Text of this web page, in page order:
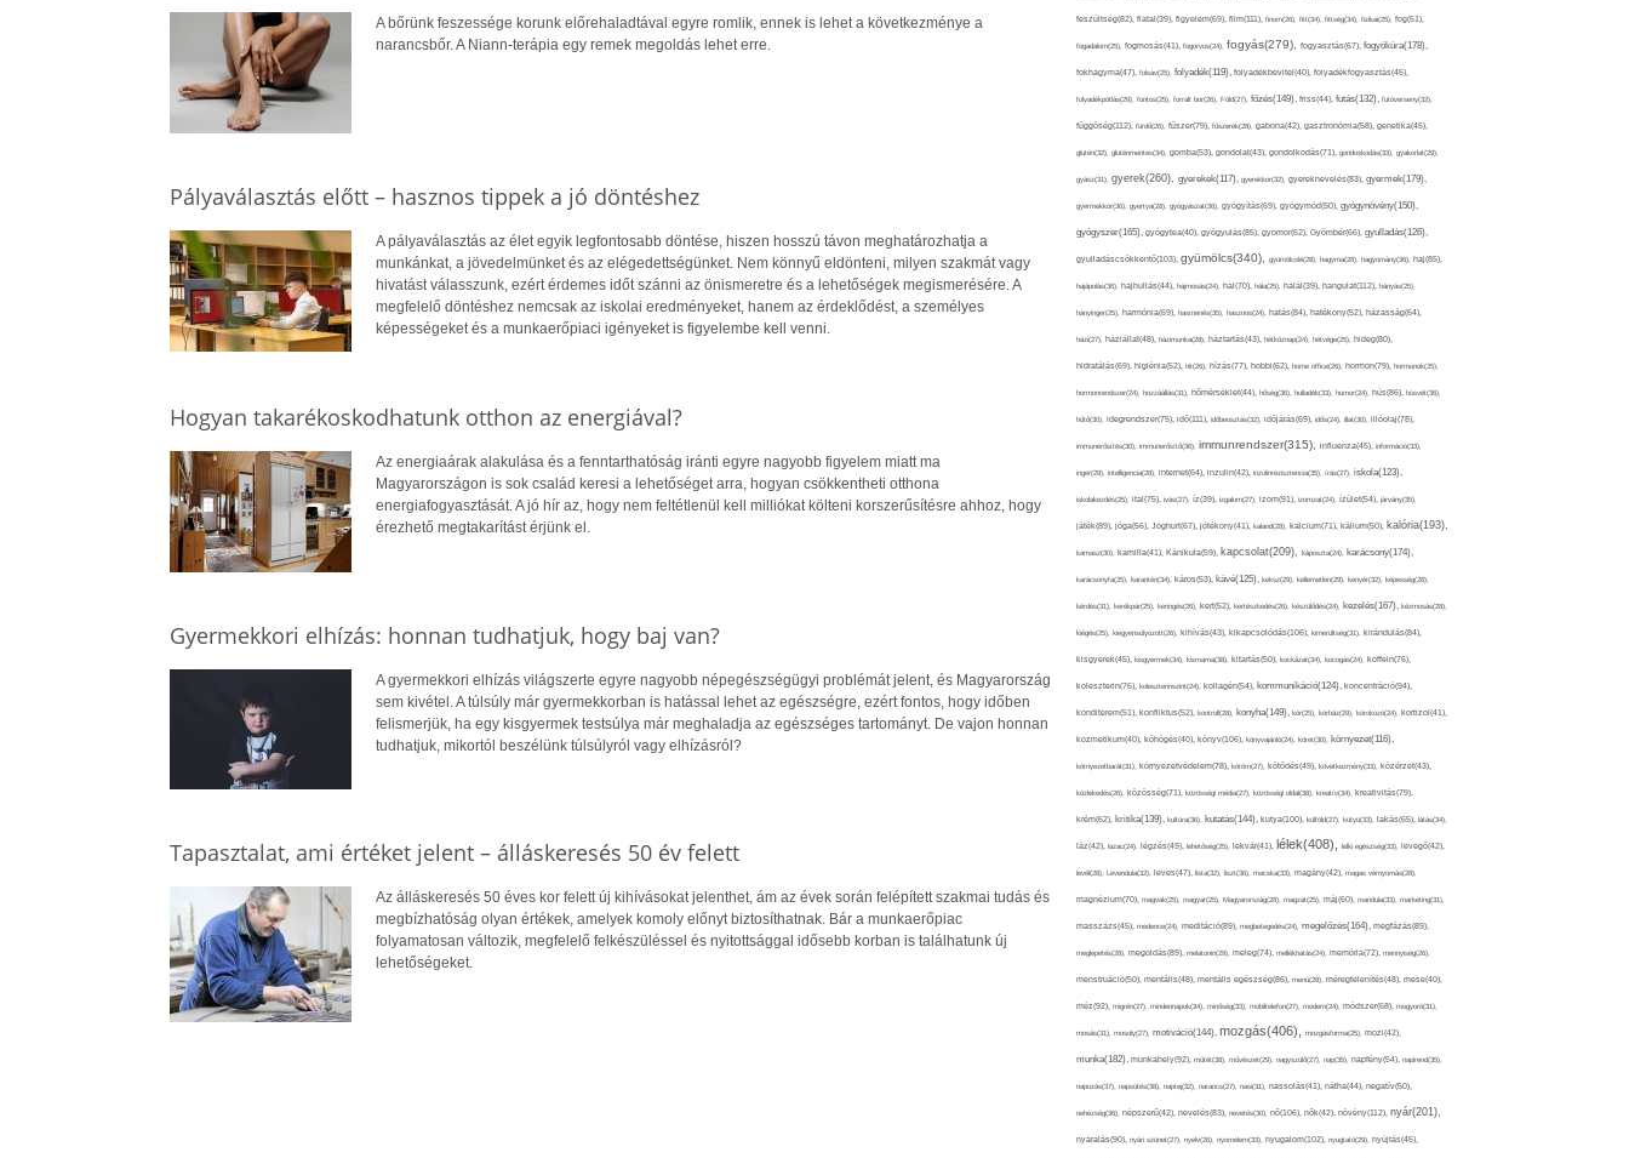
A bőrünk feszessége korunk előrehaladtával egyre romlik, ennek is lehet a következménye a
narancsbőr. A Niann-terápia egy remek megoldás lehet erre.
Pályaválasztás előtt – hasznos tippek a jó döntéshez
A pályaválasztás az élet egyik legfontosabb döntése, hiszen hosszú távon meghatározhatja a
munkánkat, a jövedelmünket és az elégedettségünket. Nem könnyű eldönteni, milyen szakmát vagy
hivatást válasszunk, ezért érdemes időt szánni az önismeretre és a lehetőségek megismerésére. A
megfelelő döntéshez nemcsak az iskolai eredményeket, hanem az érdeklődést, a személyes
képességeket és a munkaerőpiaci igényeket is figyelembe kell venni.
Hogyan takarékoskodhatunk otthon az energiával?
Az energiaárak alakulása és a fenntarthatóság iránti egyre nagyobb figyelem miatt ma
Magyarországon is sok család keresi a lehetőséget arra, hogyan csökkentheti otthona
energiafogyasztását. A jó hír az, hogy nem feltétlenül kell milliókat költeni korszerűsítésre ahhoz, hogy
érezhető megtakarítást érjünk el.
Gyermekkori elhízás: honnan tudhatjuk, hogy baj van?
A gyermekkori elhízás világszerte egyre nagyobb népegészségügyi problémát jelent, és Magyarország
sem kivétel. A túlsúly már gyermekkorban is hatással lehet az egészségre, ezért fontos, hogy időben
felismerjük, ha egy kisgyermek testsúlya már meghaladja az egészséges tartományt. De vajon honnan
tudhatjuk, mikortól beszélünk túlsúlyról vagy elhízásról?
Tapasztalat, ami értéket jelent – álláskeresés 50 év felett
Az álláskeresés 50 éves kor felett új kihívásokat jelenthet, ám az évek során felépített szakmai tudás és
megbízhatóság olyan értékek, amelyek komoly előnyt biztosíthatnak. Bár a munkaerőpiac
folyamatosan változik, megfelelő felkészüléssel és nyitottsággal idősebb korban is találhatunk új
lehetőségeket.
feszültség(82), fiatal(39), figyelem(69), film(111), finom(26), fitt(34), fittség(34), fizikai(25), fog(51),
fogadalom(25), fogmosás(41), fogorvos(24), fogyás(279), fogyasztás(67), fogyókúra(178),
fokhagyma(47), folsav(25), folyadék(119), folyadékbevitel(40), folyadékfogyasztás(45),
folyadékpótlás(29), fontos(25), forralt bor(26), Föld(27), főzés(149), friss(44), futás(132), futóverseny(32),
függőség(112), fürdő(26), fűszer(79), fűszerek(28), gabona(42), gasztronómia(58), genetika(45),
glutén(32), gluténmentes(34), gomba(53), gondolat(43), gondolkodás(71), gondoskodás(33), gyakorlat(29),
gyász(31), gyerek(260), gyerekek(117), gyerekkor(32), gyereknevelés(83), gyermek(179),
gyermekkor(36), gyertya(28), gyógyászat(36), gyógyítás(69), gyógymód(50), gyógynövény(150),
gyógyszer(165), gyógytea(40), gyógyulás(85), gyomor(62), Gyömbér(66), gyulladás(126),
gyulladáscsökkentő(103), gyümölcs(340), gyümölcslé(28), hagyma(28), hagyomány(36), haj(85),
hajápolás(36), hajhullás(44), hajmosás(24), hal(70), hála(25), halál(39), hangulat(112), hányás(25),
hányinger(25), harmónia(69), hasmenés(35), hasznos(24), hatás(84), hatékony(52), házasság(64),
házi(27), háziállat(48), házimunka(28), háztartás(43), hétköznap(24), hétvége(25), hideg(80),
hidratálás(69), higiénia(52), hit(26), hízás(77), hobbi(62), home office(26), hormon(79), hormonok(25),
hormonrendszer(24), hozzáállás(31), hőmérséklet(44), hőség(36), hulladék(33), humor(24), hús(86), húsvét(36),
hűtő(30), idegrendszer(75), idő(111), időbeosztás(32), időjárás(69), idős(24), illat(30), illóolaj(78),
immunerősítés(30), immunerősítő(36), immunrendszer(315), influenza(45), információ(33),
inger(29), intelligencia(28), internet(64), inzulin(42), inzulinrezisztencia(35), írás(27), iskola(123),
iskolakezdés(25), ital(75), ivás(27), íz(39), izgalom(27), izom(91), izomzat(24), ízület(54), járvány(35),
játék(89), jóga(56), Joghurt(67), jótékony(41), kaland(28), kalcium(71), kálium(50), kalória(193),
kamasz(30), kamilla(41), Kánikula(59), kapcsolat(209), káposzta(24), karácsony(174),
karácsonyfa(25), karantén(34), káros(53), kávé(125), keksz(29), kellemetlen(29), kenyér(32), képesség(28),
kérdés(31), kerékpár(25), keringés(26), kert(52), kertészkedés(26), készülődés(24), kezelés(167), kézmosás(28),
kiégés(25), kiegyensúlyozott(26), kihívás(43), kikapcsolódás(106), kimerültség(31), kirándulás(84),
kisgyerek(45), kisgyermek(34), kismama(38), kitartás(50), kockázat(34), kocogás(24), koffein(76),
koleszterin(76), koleszterinszint(24), kollagén(54), kommunikáció(124), koncentráció(94),
konditerem(51), konfliktus(52), kontroll(28), konyha(149), kór(25), kórház(29), kórokozó(24), kortizol(41),
kozmetikum(40), köhögés(40), könyv(106), könyvajánló(24), köret(30), környezet(116),
környezetbarát(31), környezetvédelem(78), köröm(27), kötődés(49), következmény(33), közérzet(43),
közlekedés(26), közösség(71), közösségi média(27), közösségi oldal(38), kreatív(34), kreativitás(79),
krém(62), kritika(139), kultúra(36), kutatás(144), kutya(100), külföld(27), kütyü(33), lakás(65), látás(34),
láz(42), lazac(24), légzés(49), lehetőség(25), lekvár(41), lélek(408), lelki egészség(33), levegő(42),
levél(28), Levendula(32), leves(47), lista(32), liszt(36), macska(33), magány(42), magas vérnyomás(28),
magnézium(70), magvak(25), magyar(25), Magyarország(28), magzat(25), máj(60), mandula(33), marketing(31),
masszázs(45), medence(24), meditáció(89), megbetegedés(24), megelőzés(164), megfázás(89),
meglepetés(28), megoldás(89), melatonin(29), meleg(74), mellékhatás(24), memória(72), mennyiség(26),
menstruáció(50), mentális(48), mentális egészség(86), menü(28), méregtelenítés(48), mese(40),
méz(92), migrén(27), mindennapok(34), minőség(33), mobiltelefon(27), modern(24), módszer(68), mogyoró(31),
mosás(31), mosoly(27), motiváció(144), mozgás(406), mozgásforma(25), mozi(42),
munka(182), munkahely(92), műtét(38), művészet(29), nagyszülő(27), nap(35), napfény(54), napirend(35),
napozás(37), napsütés(38), naptej(32), narancs(27), nasi(31), nassolás(41), nátha(44), negatív(50),
nehézség(36), népszerű(42), nevelés(83), nevetés(30), nő(106), nők(42), növény(112), nyár(201),
nyaralás(90), nyári szünet(27), nyelv(26), nyomelem(33), nyugalom(102), nyugtató(29), nyújtás(45),